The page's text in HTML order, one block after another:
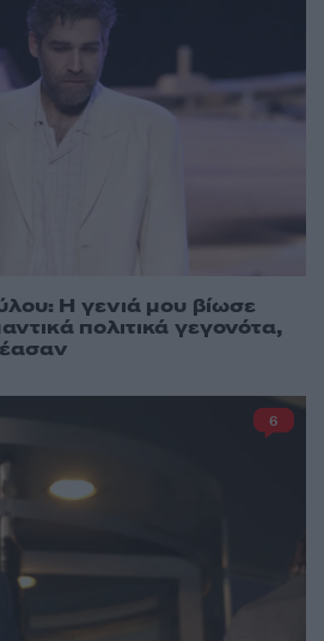
Η γενιά μου βίωσε
πολιτικά γεγονότα,
6